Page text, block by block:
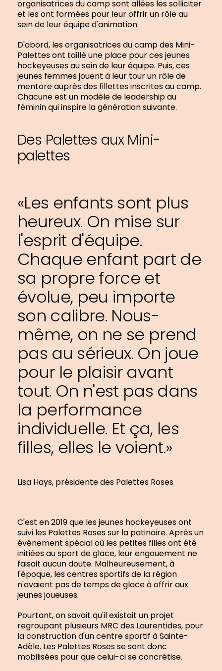
organisatrices du camp sont allées les solliciter
et les ont formées pour leur offrir un rôle au
sein de leur équipe d'animation.
D'abord, les organisatrices du camp des Mini-
Palettes ont taillé une place pour ces jeunes
hockeyeuses au sein de leur équipe. Puis, ces
jeunes femmes jouent à leur tour un rôle de
mentore auprès des fillettes inscrites au camp.
Chacune est un modèle de leadership au
féminin qui inspire la génération suivante.
Des Palettes aux Mini-
palettes
«Les enfants sont plus
heureux. On mise sur
l'esprit d'équipe.
Chaque enfant part de
sa propre force et
évolue, peu importe
son calibre. Nous-
même, on ne se prend
pas au sérieux. On joue
pour le plaisir avant
tout. On n'est pas dans
la performance
individuelle. Et ça, les
filles, elles le voient.»
Lisa Hays, présidente des Palettes Roses
C'est en 2019 que les jeunes hockeyeuses ont
suivi les Palettes Roses sur la patinoire. Après un
événement spécial où les petites filles ont été
initiées au sport de glace, leur engouement ne
faisait aucun doute. Malheureusement, à
l'époque, les centres sportifs de la région
n'avaient pas de temps de glace à offrir aux
jeunes joueuses.
Pourtant, on savait qu'il existait un projet
regroupant plusieurs MRC des Laurentides, pour
la construction d'un centre sportif à Sainte-
Adèle. Les Palettes Roses se sont donc
mobilisées pour que celui-ci se concrétise.